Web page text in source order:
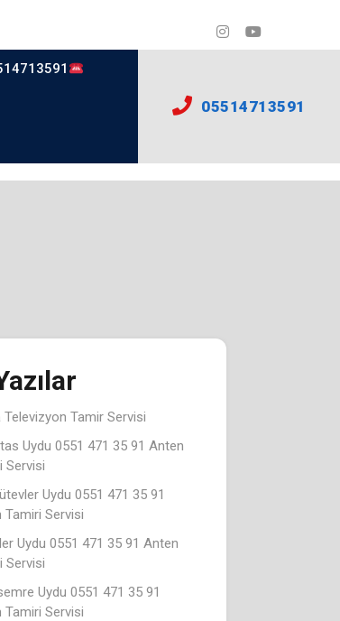
05514713591
Televizyon Tamir Servisi
Uydu 0551 471 35 91 Anten
Servisi
Uydu 0551 471 35 91
Tamiri Servisi
Uydu 0551 471 35 91 Anten
Servisi
Uydu 0551 471 35 91
Tamiri Servisi